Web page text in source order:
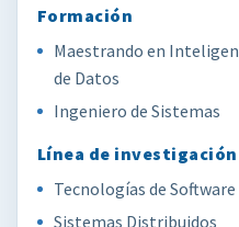
Maestrando en
de Datos
Ingeniero de Sistemas
Tecnologías de Software
Sistemas Distribuidos